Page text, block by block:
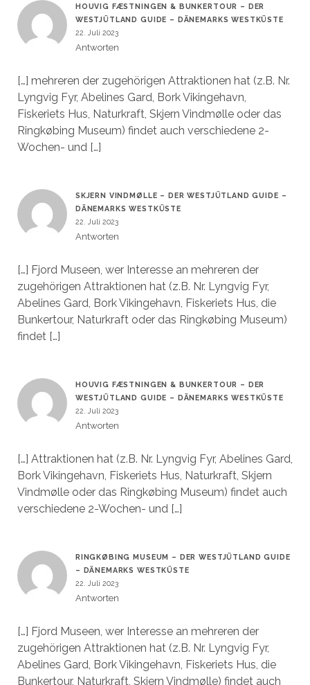
HOUVIG FÆSTNINGEN & BUNKERTOUR – DER
WESTJÜTLAND GUIDE – DÄNEMARKS WESTKÜSTE
22. Juli 2023
Antworten
[…] mehreren der zugehörigen Attraktionen hat (z.B. Nr.
Lyngvig Fyr, Abelines Gard, Bork Vikingehavn,
Fiskeriets Hus, Naturkraft, Skjern Vindmølle oder das
Ringkøbing Museum) findet auch verschiedene 2-
Wochen- und […]
SKJERN VINDMØLLE – DER WESTJÜTLAND GUIDE –
DÄNEMARKS WESTKÜSTE
22. Juli 2023
Antworten
[…] Fjord Museen, wer Interesse an mehreren der
zugehörigen Attraktionen hat (z.B. Nr. Lyngvig Fyr,
Abelines Gard, Bork Vikingehavn, Fiskeriets Hus, die
Bunkertour, Naturkraft oder das Ringkøbing Museum)
findet […]
HOUVIG FÆSTNINGEN & BUNKERTOUR – DER
WESTJÜTLAND GUIDE – DÄNEMARKS WESTKÜSTE
22. Juli 2023
Antworten
[…] Attraktionen hat (z.B. Nr. Lyngvig Fyr, Abelines Gard,
Bork Vikingehavn, Fiskeriets Hus, Naturkraft, Skjern
Vindmølle oder das Ringkøbing Museum) findet auch
verschiedene 2-Wochen- und […]
RINGKØBING MUSEUM – DER WESTJÜTLAND GUIDE
– DÄNEMARKS WESTKÜSTE
22. Juli 2023
Antworten
[…] Fjord Museen, wer Interesse an mehreren der
zugehörigen Attraktionen hat (z.B. Nr. Lyngvig Fyr,
Abelines Gard, Bork Vikingehavn, Fiskeriets Hus, die
Bunkertour, Naturkraft, Skjern Vindmølle) findet auch